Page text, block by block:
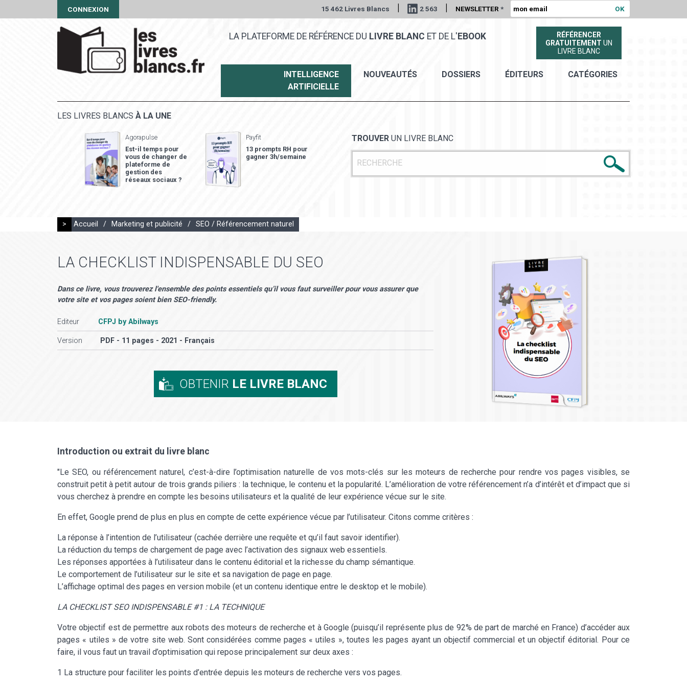
CONNEXION 15 462 Livres Blancs | 2 563 | NEWSLETTER *
LA PLATEFORME DE RÉFÉRENCE DU LIVRE BLANC ET DE L' EBOOK
RÉFÉRENCER
GRATUITEMENT UN
LIVRE BLANC
INTELLIGENCE
ARTIFICIELLE
NOUVEAUTÉS DOSSIERS ÉDITEURS CATÉGORIES
LES LIVRES BLANCS À LA UNE
Agorapulse
Est-il temps pour
vous de changer de
plateforme de
gestion des
réseaux sociaux ?
Payfit
13 prompts RH pour
gagner 3h/semaine
TROUVER UN LIVRE BLANC
> Accueil / Marketing et publicité / SEO / Référencement naturel
LA CHECKLIST INDISPENSABLE DU SEO
Dans ce livre, vous trouverez l'ensemble des points essentiels qu’il vous faut surveiller pour vous assurer que
votre site et vos pages soient bien SEO-friendly.
Editeur CFPJ by Abilways
Version PDF - 11 pages - 2021 - Français
OBTENIR LE LIVRE BLANC
Introduction ou extrait du livre blanc
"Le SEO, ou référencement naturel, c’est-à-dire l’optimisation naturelle de vos mots-clés sur les moteurs de recherche pour rendre vos pages visibles, se
construit petit à petit autour de trois grands piliers : la technique, le contenu et la popularité. L’amélioration de votre référencement n’a d’intérêt et d’impact que si
vous cherchez à prendre en compte les besoins utilisateurs et la qualité de leur expérience vécue sur le site.
En effet, Google prend de plus en plus en compte de cette expérience vécue par l’utilisateur. Citons comme critères :
La réponse à l’intention de l’utilisateur (cachée derrière une requête et qu’il faut savoir identifier).
La réduction du temps de chargement de page avec l’activation des signaux web essentiels.
Les réponses apportées à l’utilisateur dans le contenu éditorial et la richesse du champ sémantique.
Le comportement de l’utilisateur sur le site et sa navigation de page en page.
L’affichage optimal des pages en version mobile (et un contenu identique entre le desktop et le mobile).
LA CHECKLIST SEO INDISPENSABLE #1 : LA TECHNIQUE
Votre objectif est de permettre aux robots des moteurs de recherche et à Google (puisqu’il représente plus de 92% de part de marché en France) d’accéder aux
pages « utiles » de votre site web. Sont considérées comme pages « utiles », toutes les pages ayant un objectif commercial et un objectif éditorial. Pour ce
faire, il vous faut un travail d’optimisation qui repose principalement sur deux axes :
1 La structure pour faciliter les points d’entrée depuis les moteurs de recherche vers vos pages.